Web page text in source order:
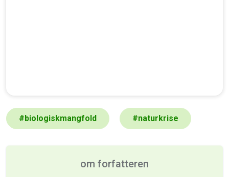
#biologiskmangfold #naturkrise
om forfatteren